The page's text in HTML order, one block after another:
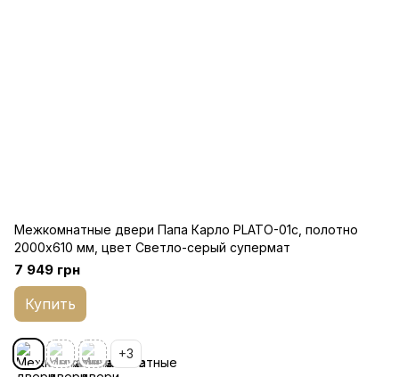
Межкомнатные двери Папа Карло PLATO-01с, полотно
2000х610 мм, цвет Светло-серый супермат
7 949 грн
Купить
+3